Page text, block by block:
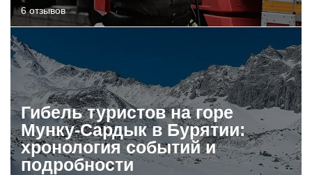
6 отзывов
Гибель туристов на горе
Мунку-Сардык в Бурятии:
хронология событий и
подробности